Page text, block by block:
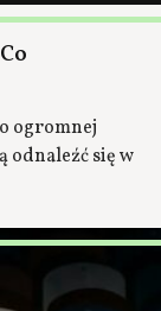
ogromnej
odnaleźć się w